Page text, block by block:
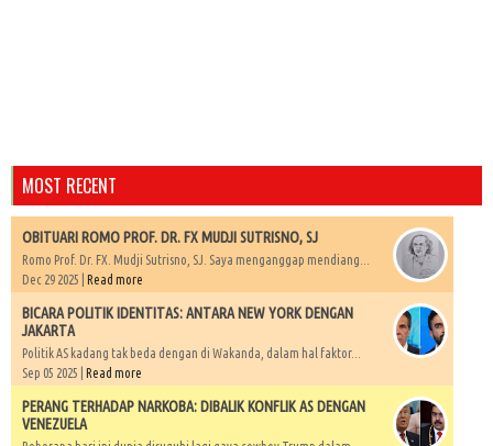
MOST RECENT
OBITUARI ROMO PROF. DR. FX MUDJI SUTRISNO, SJ
Romo Prof. Dr. FX. Mudji Sutrisno, SJ. Saya menganggap mendiang...
Dec 29 2025 | Read more
BICARA POLITIK IDENTITAS: ANTARA NEW YORK DENGAN
JAKARTA
Politik AS kadang tak beda dengan di Wakanda, dalam hal faktor...
Sep 05 2025 | Read more
PERANG TERHADAP NARKOBA: DIBALIK KONFLIK AS DENGAN
VENEZUELA